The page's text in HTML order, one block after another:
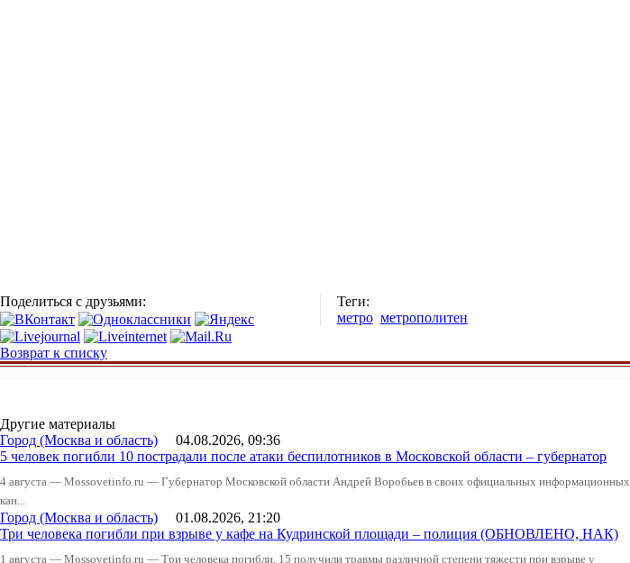
Поделиться с друзьями:
Теги:
метро метрополитен
Возврат к списку
Другие материалы
Город (Москва и область) 04.08.2026, 09:36
5 человек погибли 10 пострадали после атаки беспилотников в Московской области – губернатор
4 августа — Mossovetinfo.ru — Губернатор Московской области Андрей Воробьев в своих официальных информационных
кан...
Город (Москва и область) 01.08.2026, 21:20
Три человека погибли при взрыве у кафе на Кудринской площади – полиция (ОБНОВЛЕНО, НАК)
1 августа — Mossovetinfo.ru — Три человека погибли, 15 получили травмы различной степени тяжести при взрыве у